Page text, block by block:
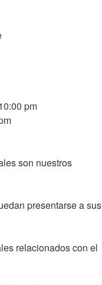
pm
son nuestros
presentarse a sus
relacionados con el